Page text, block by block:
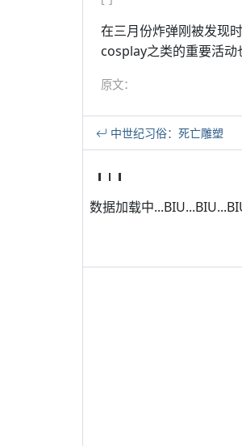
在三月份炸弹刚被发现
cosplay之类的重要活动
原文：
中世纪习俗：死亡雕塑
数据加载中